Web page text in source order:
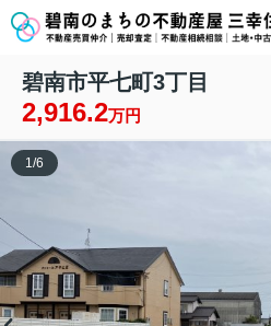
碧南市平七町3丁目
2,916.2万円
1/6